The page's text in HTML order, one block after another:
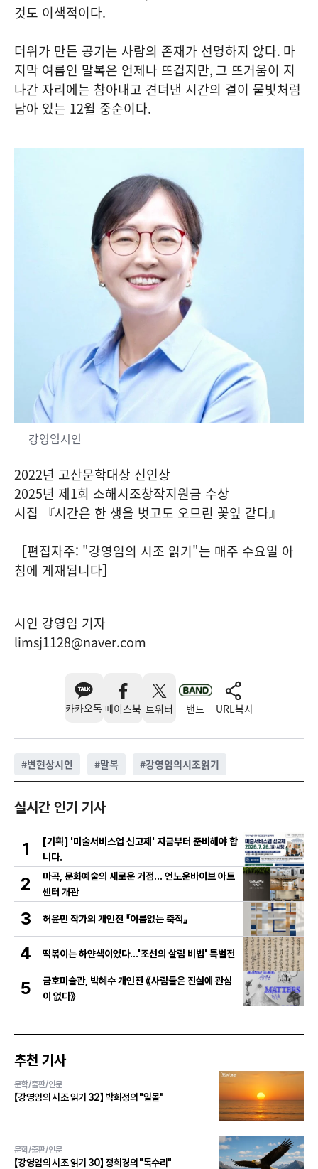
것도 이색적이다.
더위가 만든 공기는 사람의 존재가 선명하지 않다. 마
지막 여름인 말복은 언제나 뜨겁지만, 그 뜨거움이 지
나간 자리에는 참아내고 견뎌낸 시간의 결이 물빛처럼
남아 있는 12월 중순이다.
강영임시인
2022년 고산문학대상 신인상
2025년 제1회 소해시조창작지원금 수상
시집 『시간은 한 생을 벗고도 오므린 꽃잎 같다』
［편집자주: "강영임의 시조 읽기"는 매주 수요일 아
침에 게재됩니다］
시인 강영임 기자
limsj1128@naver.com
카카오톡 페이스북 트위터 밴드 URL복사
#변현상시인 #말복 #강영임의시조읽기
실시간 인기 기사
1
[기획] '미술서비스업 신고제' 지금부터 준비해야 합
니다.
2
마곡, 문화예술의 새로운 거점… 언노운바이브 아트
센터 개관
3 허윤민 작가의 개인전 『이름없는 축적』
4 떡볶이는 하얀색이었다...'조선의 살림 비법' 특별전
5
금호미술관, 박혜수 개인전 《사람들은 진실에 관심
이 없다》
추천 기사
문학/출판/인문
【강영임의 시조 읽기 32】 박희정의 "일몰"
문학/출판/인문
【강영임의 시조 읽기 30】 정희경의 "독수리"